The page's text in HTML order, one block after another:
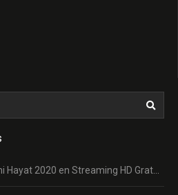
Hayat 2020 en Streaming HD Gratuit !